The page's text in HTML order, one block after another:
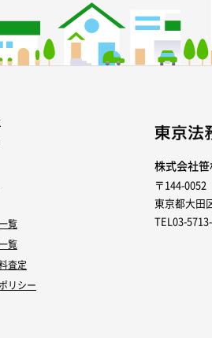
覧
覧
査定
リシー
株式会社
〒144-0052
東京都大田
TEL03-